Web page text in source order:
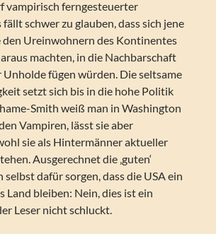
vampirisch ferngesteuerter
fällt schwer zu glauben, dass sich jene
den Ureinwohnern des Kontinentes
machten, in die Nachbarschaft
fügen würden. Die seltsame
setzt sich bis in die hohe Politik
Smith weiß man in Washington
Vampiren, lässt sie aber
sie als Hintermänner aktueller
Ausgerechnet die ‚guten‘
selbst dafür sorgen, dass die USA ein
Land bleiben: Nein, dies ist ein
Leser nicht schluckt.